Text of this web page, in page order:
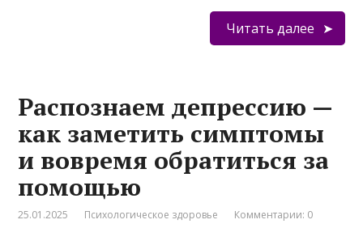
Читать далее
Распознаем депрессию —
как заметить симптомы
и вовремя обратиться за
помощью
25.01.2025 Психологическое здоровье Комментарии: 0